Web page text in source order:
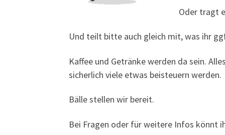
Oder tragt
Und teilt bitte auch gleich mit, was ihr
Kaffee und Getränke werden da sein.
sicherlich viele etwas beisteuern werden.
Bälle stellen wir bereit.
Bei Fragen oder für weitere Infos könnt